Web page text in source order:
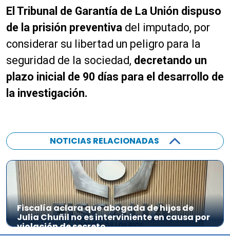
El Tribunal de Garantía de La Unión dispuso
de la prisión preventiva del imputado, por
considerar su libertad un peligro para la
seguridad de la sociedad, decretando un
plazo inicial de 90 días para el desarrollo de
la investigación.
NOTICIAS RELACIONADAS
Fiscalía aclara que abogada de hijos de
Julia Chuñil no es interviniente en causa por
violación de secreto